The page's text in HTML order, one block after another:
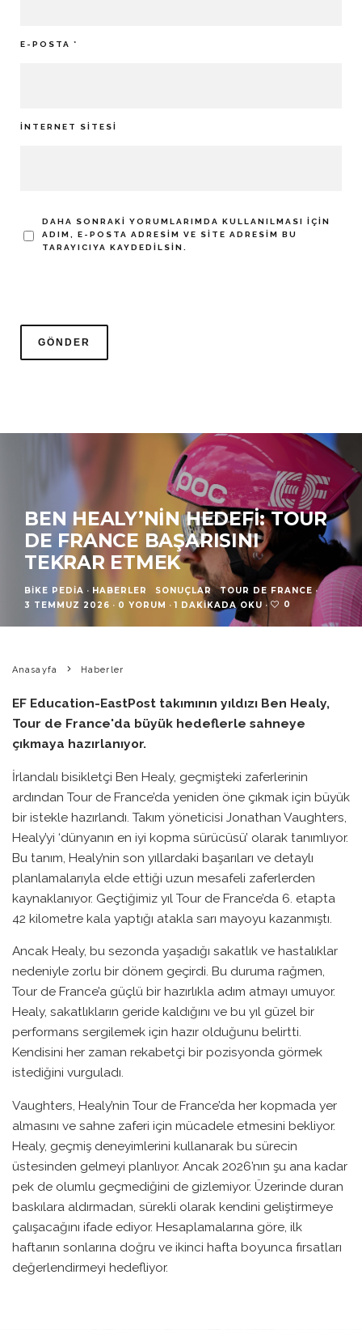
E-POSTA *
İNTERNET SITESI
DAHA SONRAKI YORUMLARIMDA KULLANILMASI IÇIN
ADIM, E-POSTA ADRESIM VE SITE ADRESIM BU
TARAYICIYA KAYDEDILSIN.
BEN HEALY’NIN HEDEFI: TOUR
DE FRANCE BAŞARISINI
TEKRAR ETMEK
BIKE PEDIA · HABERLER SONUÇLAR TOUR DE FRANCE ·
3 TEMMUZ 2026 · 0 YORUM · 1 DAKIKADA OKU · 0
Anasayfa Haberler
EF Education-EastPost takımının yıldızı Ben Healy,
Tour de France'da büyük hedeflerle sahneye
çıkmaya hazırlanıyor.
İrlandalı bisikletçi Ben Healy, geçmişteki zaferlerinin
ardından Tour de France’da yeniden öne çıkmak için büyük
bir istekle hazırlandı. Takım yöneticisi Jonathan Vaughters,
Healy’yi ‘dünyanın en iyi kopma sürücüsü’ olarak tanımlıyor.
Bu tanım, Healy’nin son yıllardaki başarıları ve detaylı
planlamalarıyla elde ettiği uzun mesafeli zaferlerden
kaynaklanıyor. Geçtiğimiz yıl Tour de France’da 6. etapta
42 kilometre kala yaptığı atakla sarı mayoyu kazanmıştı.
Ancak Healy, bu sezonda yaşadığı sakatlık ve hastalıklar
nedeniyle zorlu bir dönem geçirdi. Bu duruma rağmen,
Tour de France’a güçlü bir hazırlıkla adım atmayı umuyor.
Healy, sakatlıkların geride kaldığını ve bu yıl güzel bir
performans sergilemek için hazır olduğunu belirtti.
Kendisini her zaman rekabetçi bir pozisyonda görmek
istediğini vurguladı.
Vaughters, Healy’nin Tour de France’da her kopmada yer
almasını ve sahne zaferi için mücadele etmesini bekliyor.
Healy, geçmiş deneyimlerini kullanarak bu sürecin
üstesinden gelmeyi planlıyor. Ancak 2026’nın şu ana kadar
pek de olumlu geçmediğini de gizlemiyor. Üzerinde duran
baskılara aldırmadan, sürekli olarak kendini geliştirmeye
çalışacağını ifade ediyor. Hesaplamalarına göre, ilk
haftanın sonlarına doğru ve ikinci hafta boyunca fırsatları
değerlendirmeyi hedefliyor.